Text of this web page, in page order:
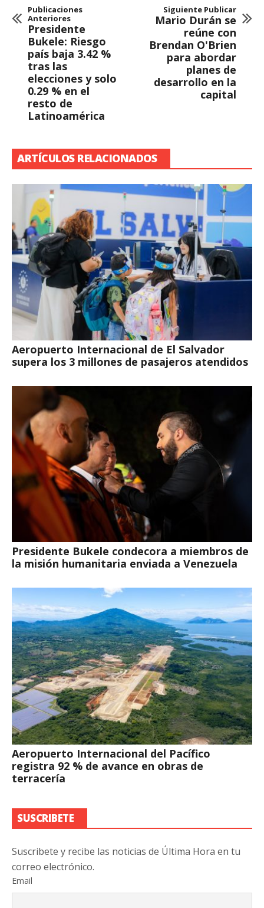
Publicaciones
Anteriores
Presidente
Bukele: Riesgo
país baja 3.42 %
tras las
elecciones y solo
0.29 % en el
resto de
Latinoamérica
Siguiente Publicar
Mario Durán se
reúne con
Brendan O'Brien
para abordar
planes de
desarrollo en la
capital
ARTÍCULOS RELACIONADOS
Aeropuerto Internacional de El Salvador
supera los 3 millones de pasajeros atendidos
Presidente Bukele condecora a miembros de
la misión humanitaria enviada a Venezuela
Aeropuerto Internacional del Pacífico
registra 92 % de avance en obras de
terracería
SUSCRIBETE
Suscribete y recibe las noticias de Última Hora en tu
correo electrónico.
Email